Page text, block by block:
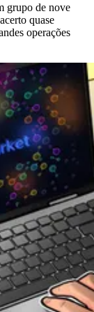
grupo de nove
quase
operações